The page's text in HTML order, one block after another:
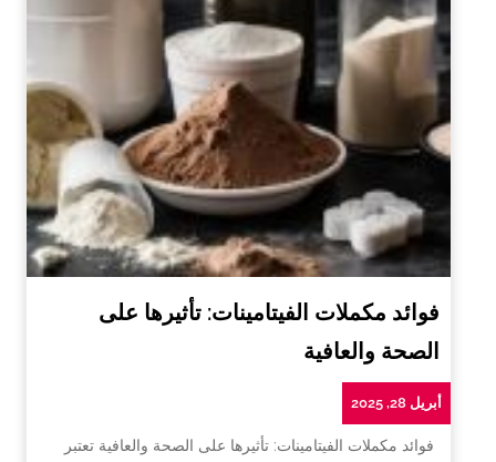
فوائد مكملات الفيتامينات: تأثيرها على
الصحة والعافية
أبريل 28, 2025
فوائد مكملات الفيتامينات: تأثيرها على الصحة والعافية تعتبر